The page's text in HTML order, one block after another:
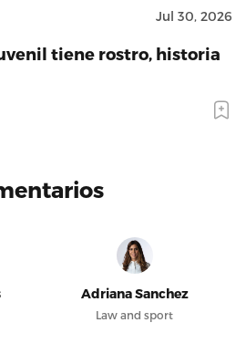
Jul 30, 2026
tiene rostro, historia
Adriana Sanchez
Law and sport